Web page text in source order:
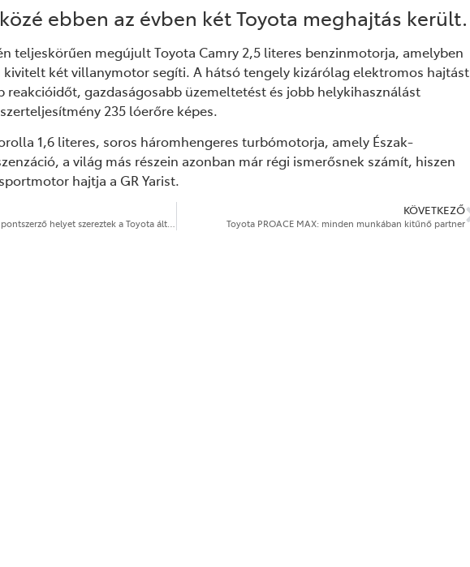
ebben az évben két Toyota meghajtás került.
teljeskörűen megújult Toyota Camry 2,5 literes benzinmotorja, amelyben
kivitelt két villanymotor segíti. A hátsó tengely kizárólag elektromos hajtást
reakcióidőt, gazdaságosabb üzemeltetést és jobb helykihasználást
235 lóerőre képes.
1,6 literes, soros háromhengeres turbómotorja, amely Észak-
a világ más részein azonban már régi ismerősnek számít, hiszen
hajtja a GR Yarist.
KÖVETKEZŐ
Toyota PROACE MAX: minden munkában kitűnő partner